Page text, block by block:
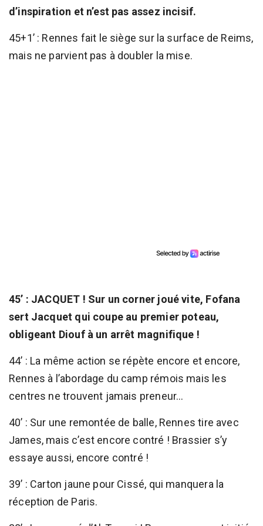
d’inspiration et n’est pas assez incisif.
45+1’ : Rennes fait le siège sur la surface de Reims,
mais ne parvient pas à doubler la mise.
45’ : JACQUET ! Sur un corner joué vite, Fofana
sert Jacquet qui coupe au premier poteau,
obligeant Diouf à un arrêt magnifique !
44’ : La même action se répète encore et encore,
Rennes à l’abordage du camp rémois mais les
centres ne trouvent jamais preneur...
40’ : Sur une remontée de balle, Rennes tire avec
James, mais c’est encore contré ! Brassier s’y
essaye aussi, encore contré !
39’ : Carton jaune pour Cissé, qui manquera la
réception de Paris.